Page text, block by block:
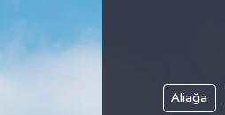
Aliağa